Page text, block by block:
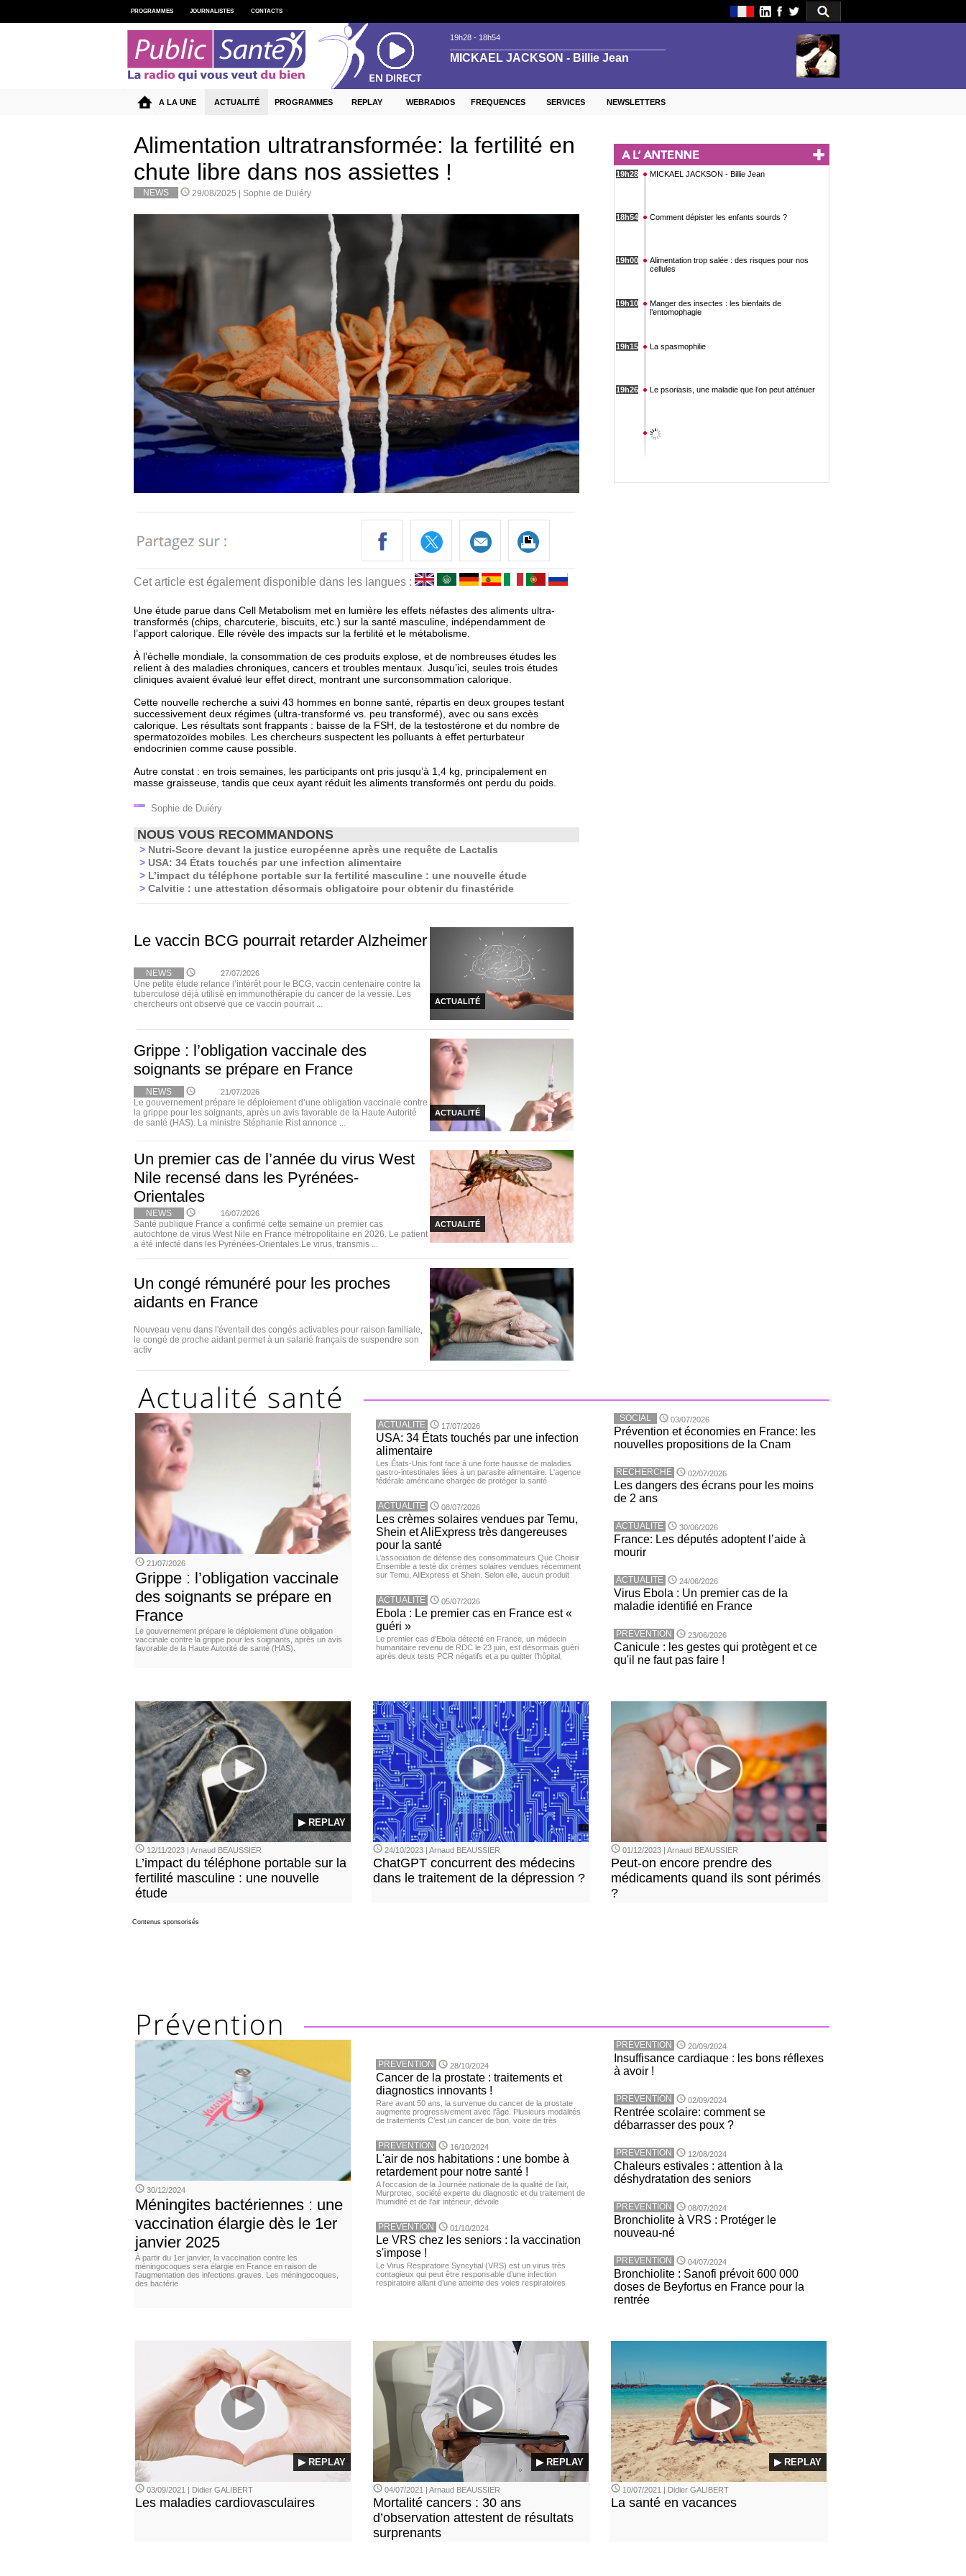
Alimentation ultratransformée: la fertilité en
chute libre dans nos assiettes !
NEWS 29/08/2025 | Sophie de Duiéry
Cet article est également disponible dans les langues :
Une étude parue dans Cell Metabolism met en lumière les effets néfastes des aliments ultra-
transformés (chips, charcuterie, biscuits, etc.) sur la santé masculine, indépendamment de
l’apport calorique. Elle révèle des impacts sur la fertilité et le métabolisme.
À l’échelle mondiale, la consommation de ces produits explose, et de nombreuses études les
relient à des maladies chroniques, cancers et troubles mentaux. Jusqu’ici, seules trois études
cliniques avaient évalué leur effet direct, montrant une surconsommation calorique.
Cette nouvelle recherche a suivi 43 hommes en bonne santé, répartis en deux groupes testant
successivement deux régimes (ultra-transformé vs. peu transformé), avec ou sans excès
calorique. Les résultats sont frappants : baisse de la FSH, de la testostérone et du nombre de
spermatozoïdes mobiles. Les chercheurs suspectent les polluants à effet perturbateur
endocrinien comme cause possible.
Autre constat : en trois semaines, les participants ont pris jusqu’à 1,4 kg, principalement en
masse graisseuse, tandis que ceux ayant réduit les aliments transformés ont perdu du poids.
Sophie de Duiéry
NOUS VOUS RECOMMANDONS
> Nutri-Score devant la justice européenne après une requête de Lactalis
> USA: 34 États touchés par une infection alimentaire
> L’impact du téléphone portable sur la fertilité masculine : une nouvelle étude
> Calvitie : une attestation désormais obligatoire pour obtenir du finastéride
Le vaccin BCG pourrait retarder Alzheimer
ACTUALITÉ
NEWS 27/07/2026
Une petite étude relance l’intérêt pour le BCG, vaccin centenaire contre la
tuberculose déjà utilisé en immunothérapie du cancer de la vessie. Les
chercheurs ont observé que ce vaccin pourrait ...
Grippe : l’obligation vaccinale des
soignants se prépare en France
ACTUALITÉ
NEWS 21/07/2026
Le gouvernement prépare le déploiement d’une obligation vaccinale contre
la grippe pour les soignants, après un avis favorable de la Haute Autorité
de santé (HAS). La ministre Stéphanie Rist annonce ...
Un premier cas de l’année du virus West
Nile recensé dans les Pyrénées-
Orientales
ACTUALITÉ
NEWS 16/07/2026
Santé publique France a confirmé cette semaine un premier cas
autochtone de virus West Nile en France métropolitaine en 2026. Le patient
a été infecté dans les Pyrénées-Orientales.Le virus, transmis ...
Un congé rémunéré pour les proches
aidants en France
Nouveau venu dans l'éventail des congés activables pour raison familiale,
le congé de proche aidant permet à un salarié français de suspendre son
activ
21/07/2026
Grippe : l’obligation vaccinale
des soignants se prépare en
France
Le gouvernement prépare le déploiement d’une obligation
vaccinale contre la grippe pour les soignants, après un avis
favorable de la Haute Autorité de santé (HAS).
ACTUALITE 17/07/2026
USA: 34 États touchés par une infection
alimentaire
Les États-Unis font face à une forte hausse de maladies
gastro-intestinales liées à un parasite alimentaire. L'agence
fédérale américaine chargée de protéger la santé
ACTUALITE 08/07/2026
Les crèmes solaires vendues par Temu,
Shein et AliExpress très dangereuses
pour la santé
L’association de défense des consommateurs Que Choisir
Ensemble a testé dix crèmes solaires vendues récemment
sur Temu, AliExpress et Shein. Selon elle, aucun produit
ACTUALITE 05/07/2026
Ebola : Le premier cas en France est «
guéri »
Le premier cas d’Ebola détecté en France, un médecin
humanitaire revenu de RDC le 23 juin, est désormais guéri
après deux tests PCR négatifs et a pu quitter l’hôpital,
SOCIAL 03/07/2026
Prévention et économies en France: les
nouvelles propositions de la Cnam
RECHERCHE 02/07/2026
Les dangers des écrans pour les moins
de 2 ans
ACTUALITE 30/06/2026
France: Les députés adoptent l’aide à
mourir
ACTUALITE 24/06/2026
Virus Ebola : Un premier cas de la
maladie identifié en France
PREVENTION 23/06/2026
Canicule : les gestes qui protègent et ce
qu'il ne faut pas faire !
▶ REPLAY
12/11/2023 | Arnaud BEAUSSIER
L’impact du téléphone portable sur la
fertilité masculine : une nouvelle
étude
24/10/2023 | Arnaud BEAUSSIER
ChatGPT concurrent des médecins
dans le traitement de la dépression ?
01/12/2023 | Arnaud BEAUSSIER
Peut-on encore prendre des
médicaments quand ils sont périmés
?
Contenus sponsorisés
30/12/2024
Méningites bactériennes : une
vaccination élargie dès le 1er
janvier 2025
À partir du 1er janvier, la vaccination contre les
méningocoques sera élargie en France en raison de
l'augmentation des infections graves. Les méningocoques,
des bactérie
PREVENTION 28/10/2024
Cancer de la prostate : traitements et
diagnostics innovants !
Rare avant 50 ans, la survenue du cancer de la prostate
augmente progressivement avec l’âge. Plusieurs modalités
de traitements C’est un cancer de bon, voire de très
PREVENTION 16/10/2024
L'air de nos habitations : une bombe à
retardement pour notre santé !
A l’occasion de la Journée nationale de la qualité de l’air,
Murprotec, société experte du diagnostic et du traitement de
l’humidité et de l’air intérieur, dévoile
PREVENTION 01/10/2024
Le VRS chez les seniors : la vaccination
s'impose !
Le Virus Respiratoire Syncytial (VRS) est un virus très
contagieux qui peut être responsable d’une infection
respiratoire allant d’une atteinte des voies respiratoires
PREVENTION 20/09/2024
Insuffisance cardiaque : les bons réflexes
à avoir !
PREVENTION 02/09/2024
Rentrée scolaire: comment se
débarrasser des poux ?
PREVENTION 12/08/2024
Chaleurs estivales : attention à la
déshydratation des seniors
PREVENTION 08/07/2024
Bronchiolite à VRS : Protéger le
nouveau-né
PREVENTION 04/07/2024
Bronchiolite : Sanofi prévoit 600 000
doses de Beyfortus en France pour la
rentrée
▶ REPLAY
03/09/2021 | Didier GALIBERT
Les maladies cardiovasculaires
▶ REPLAY
04/07/2021 | Arnaud BEAUSSIER
Mortalité cancers : 30 ans
d’observation attestent de résultats
surprenants
▶ REPLAY
10/07/2021 | Didier GALIBERT
La santé en vacances
PROGRAMMES JOURNALISTES CONTACTS
A LA UNE ACTUALITÉ PROGRAMMES REPLAY WEBRADIOS FREQUENCES SERVICES NEWSLETTERS